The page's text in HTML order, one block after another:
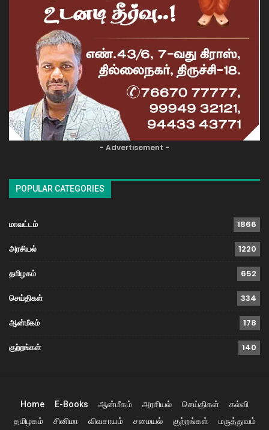
- Advertisement -
POPULAR CATEGORIES
மாவட்டம் 1866
அரசியல் 1220
தமிழகம் 652
செய்திகள் 334
ஆன்மீகம் 178
குற்றங்கள் 140
Home E-Books ஆன்மீகம் அரசியல் செய்திகள்
கல்வி
தமிழகம்
சினிமா விவசாயம் சமையல் குற்றங்கள் மருத்துவம்